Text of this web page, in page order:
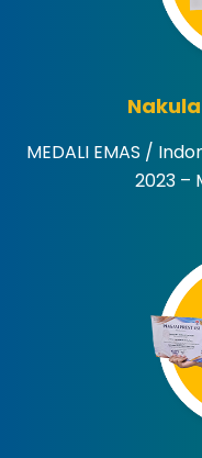
MEDALI EMAS /
2023 –